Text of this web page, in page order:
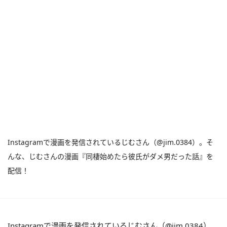
Instagramで漫画を発信されているじむさん（@jim.0384）。そ
んな、じむさんの漫画『同棲始めたら彼氏がダメ男だった話』を
配信！